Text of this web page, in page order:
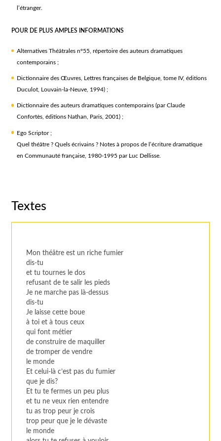
l’étranger.
POUR DE PLUS AMPLES INFORMATIONS
Alternatives Théâtrales n°55, répertoire des auteurs dramatiques
contemporains ;
Dictionnaire des Œuvres, Lettres françaises de Belgique, tome IV, éditions
Duculot, Louvain-la-Neuve, 1994) ;
Dictionnaire des auteurs dramatiques contemporains (par Claude
Confortès, éditions Nathan, Paris, 2001) ;
Ego Scriptor ;
Quel théâtre ? Quels écrivains ? Notes à propos de l’écriture dramatique
en Communauté française, 1980-1995 par Luc Dellisse.
Textes
Mon théâtre est un riche fumier
dis-tu
et tu tournes le dos
refusant de te salir les pieds
Je ne marche pas là-dessus
dis-tu
Je laisse cette boue
à toi et à tous ceux
qui font métier
de construire de maquiller
de tromper de vendre
le monde
Et celui-là c’est pas du fumier
que je dis?
Et tu te fermes un peu plus
et tu ne veux rien entendre
tu as trop peur je crois
trop peur que je le dévaste
le monde